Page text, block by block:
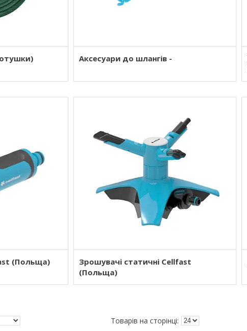
Аксесуари до шлангів -
(Польща)
Зрошувачі статичні Cellfast
(Польща)